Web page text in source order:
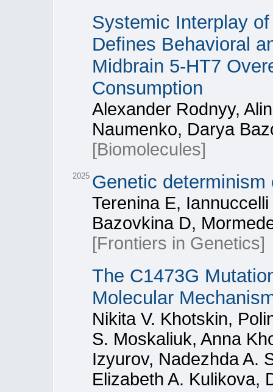
Systemic Interplay
Defines Behavioral
Midbrain 5-HT7
Consumption
Alexander Rodnyy,
Naumenko, Darya
[Biomolecules]
2025 Genetic
Terenina E,
Bazovkina D,
[Frontiers in Genetics]
The C1473G
Molecular
Nikita V. Khotskin,
S. Moskaliuk, Anna
Izyurov, Nadezhda A.
Elizabeth A. Kulikova,